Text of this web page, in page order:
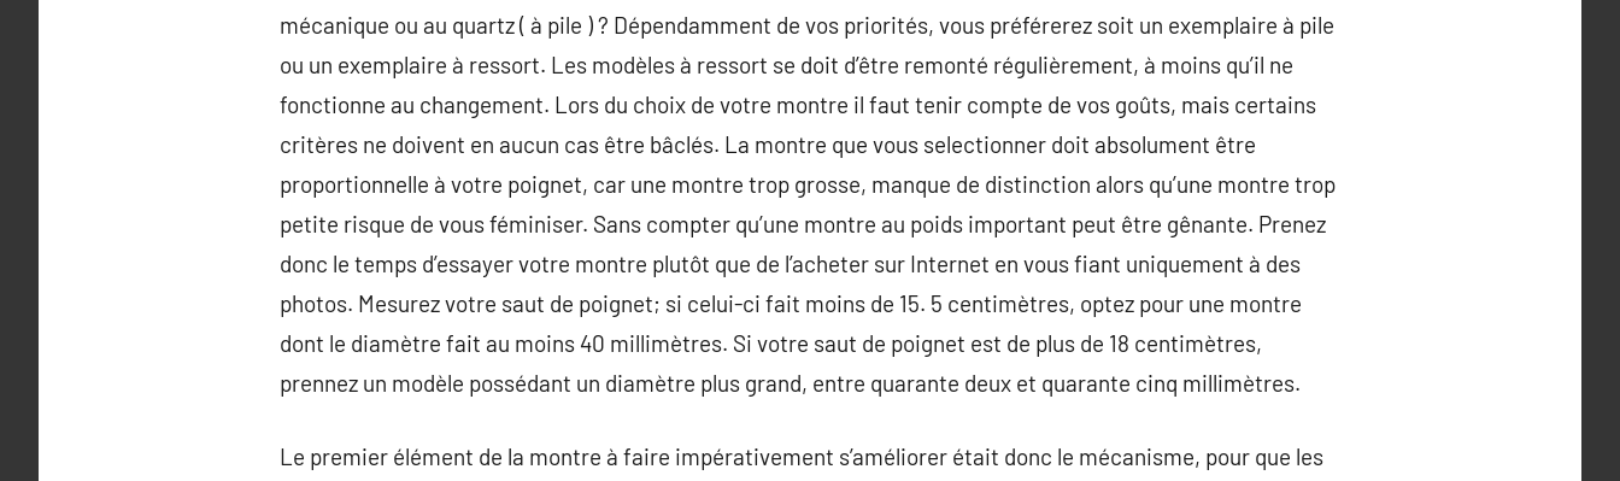
mécanique ou au quartz ( à pile ) ? Dépendamment de vos priorités, vous préférerez soit un exemplaire à pile
ou un exemplaire à ressort. Les modèles à ressort se doit d’être remonté régulièrement, à moins qu’il ne
fonctionne au changement. Lors du choix de votre montre il faut tenir compte de vos goûts, mais certains
critères ne doivent en aucun cas être bâclés. La montre que vous selectionner doit absolument être
proportionnelle à votre poignet, car une montre trop grosse, manque de distinction alors qu’une montre trop
petite risque de vous féminiser. Sans compter qu’une montre au poids important peut être gênante. Prenez
donc le temps d’essayer votre montre plutôt que de l’acheter sur Internet en vous fiant uniquement à des
photos. Mesurez votre saut de poignet; si celui-ci fait moins de 15. 5 centimètres, optez pour une montre
dont le diamètre fait au moins 40 millimètres. Si votre saut de poignet est de plus de 18 centimètres,
prennez un modèle possédant un diamètre plus grand, entre quarante deux et quarante cinq millimètres.
Le premier élément de la montre à faire impérativement s’améliorer était donc le mécanisme, pour que les